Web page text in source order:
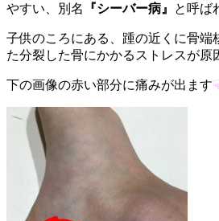
やすい、別名
『シーバー病』 と呼ば
子供のころにある、踵の近くに骨端
た分裂した骨にかかるストレスが原
下の画像の赤い部分に痛みが出ます